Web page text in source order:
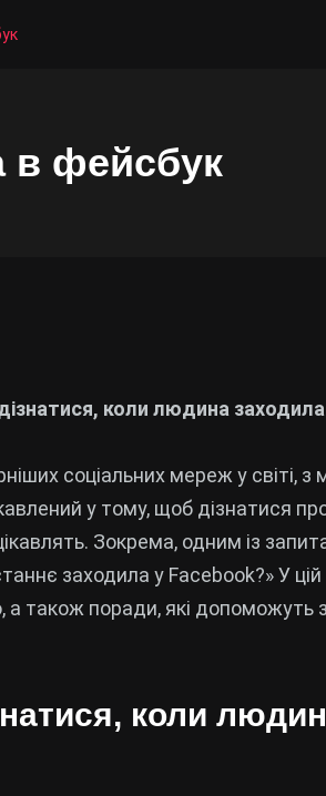
в фейсбук
коли людина
соціальних мереж у світі,
у тому, щоб дізнатися
Зокрема, одним із
заходила у Facebook?» У
а також поради, які допоможуть
коли